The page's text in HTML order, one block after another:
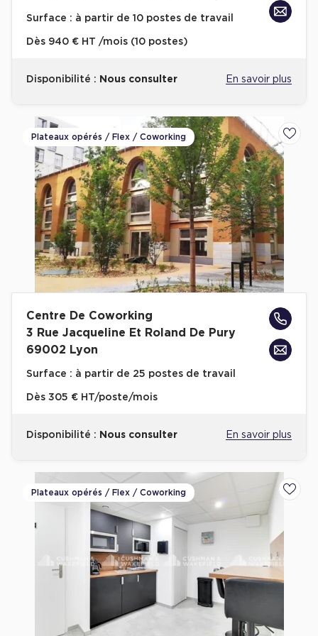
Achat de Bureaux à Rennes
Collections de Bureaux
Immeuble de bureaux avec services
Location bureaux Bellecour - Cordeliers (Lyon)
Haussmanniens
Location d'Entrepôts / Activités
Location d'Entrepôts / Activités à Aix-en-Provence
Location d'Entrepôts / Activités à Saint-Priest
Location d'Entrepôts / Activités à Massy
Location d'Entrepôts / Activités à Rennes
Location d'Entrepôts / Activités à Besançon
Achat d'Entrepôts / Activités en Ille-et-Vilaine
Achat d'Entrepôts / Activités à Aubagne
Achat d'Entrepôts / Activités à Toulouse
Achat d'Entrepôts / Activités à Dijon
Collections d'Entrepôts / Activités
Entrepôts et Locaux d'activités indépendants
Entrepôts et Locaux d'activités avec quai de
Surface : à partir de 10 postes de travail
Dès 940 € HT /mois (10 postes)
Disponibilité : Nous consulter En savoir plus
Plateaux opérés / Flex / Coworking
Centre De Coworking
3 Rue Jacqueline Et Roland De Pury
69002 Lyon
Surface : à partir de 25 postes de travail
Dès 305 € HT/poste/mois
Disponibilité : Nous consulter En savoir plus
Plateaux opérés / Flex / Coworking